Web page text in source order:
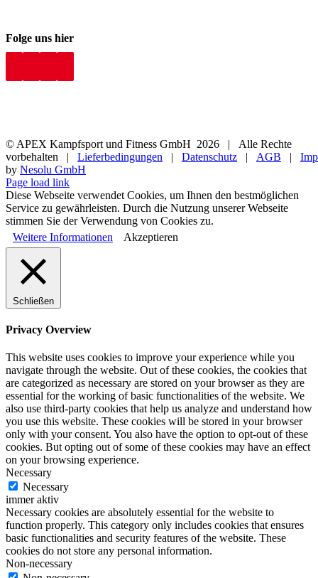
Folge uns hier
© APEX Kampfsport und Fitness GmbH 2026 | Alle Rechte
vorbehalten | Lieferbedingungen | Datenschutz | AGB |
by Nesolu GmbH
Page load link
Diese Webseite verwendet Cookies, um Ihnen den bestmöglichen
Service zu gewährleisten. Durch die Nutzung unserer Webseite
stimmen Sie der Verwendung von Cookies zu.
Weitere Informationen
Akzeptieren
Schließen
Privacy Overview
This website uses cookies to improve your experience while you
navigate through the website. Out of these cookies, the cookies that
are categorized as necessary are stored on your browser as they are
essential for the working of basic functionalities of the website. We
also use third-party cookies that help us analyze and understand how
you use this website. These cookies will be stored in your browser
only with your consent. You also have the option to opt-out of these
cookies. But opting out of some of these cookies may have an effect
on your browsing experience.
Necessary
Necessary
immer aktiv
Necessary cookies are absolutely essential for the website to
function properly. This category only includes cookies that ensures
basic functionalities and security features of the website. These
cookies do not store any personal information.
Non-necessary